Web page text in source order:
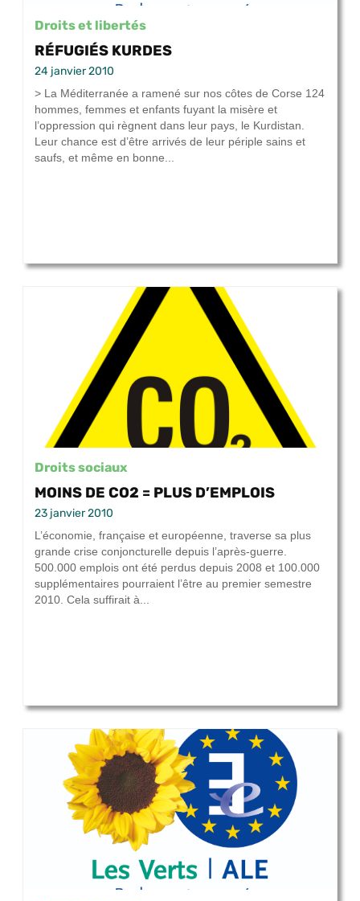
Droits et libertés
RÉFUGIÉS KURDES
24 janvier 2010
> La Méditerranée a ramené sur nos côtes de Corse 124
hommes, femmes et enfants fuyant la misère et
l’oppression qui règnent dans leur pays, le Kurdistan.
Leur chance est d’être arrivés de leur périple sains et
saufs, et même en bonne...
Droits sociaux
MOINS DE CO2 = PLUS D’EMPLOIS
23 janvier 2010
L’économie, française et européenne, traverse sa plus
grande crise conjoncturelle depuis l’après-guerre.
500.000 emplois ont été perdus depuis 2008 et 100.000
supplémentaires pourraient l’être au premier semestre
2010. Cela suffirait à...